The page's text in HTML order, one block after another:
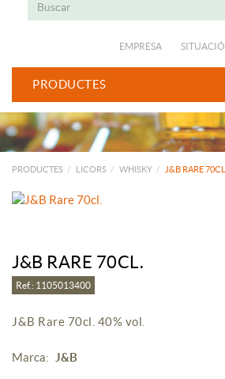
EMPRESA SITUACIÓ
PRODUCTES
PRODUCTES LICORS WHISKY J&B RARE 70CL.
J&B RARE 70CL.
Ref.: 1105013400
J&B Rare 70cl. 40% vol.
Marca: J&B